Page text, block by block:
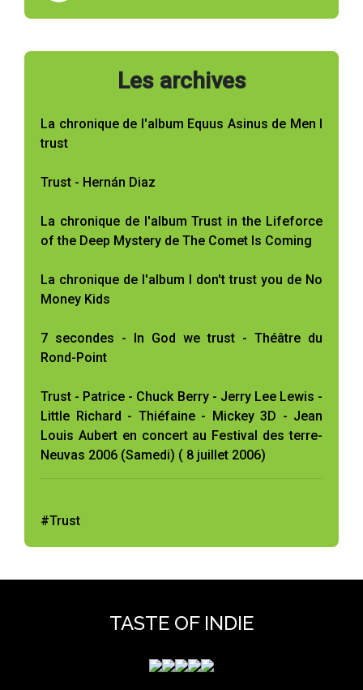
Les archives
La chronique de l'album Equus Asinus de Men I
trust
Trust - Hernán Diaz
La chronique de l'album Trust in the Lifeforce
of the Deep Mystery de The Comet Is Coming
La chronique de l'album I don't trust you de No
Money Kids
7 secondes - In God we trust - Théâtre du
Rond-Point
Trust - Patrice - Chuck Berry - Jerry Lee Lewis -
Little Richard - Thiéfaine - Mickey 3D - Jean
Louis Aubert en concert au Festival des terre-
Neuvas 2006 (Samedi) ( 8 juillet 2006)
#Trust
TASTE OF INDIE